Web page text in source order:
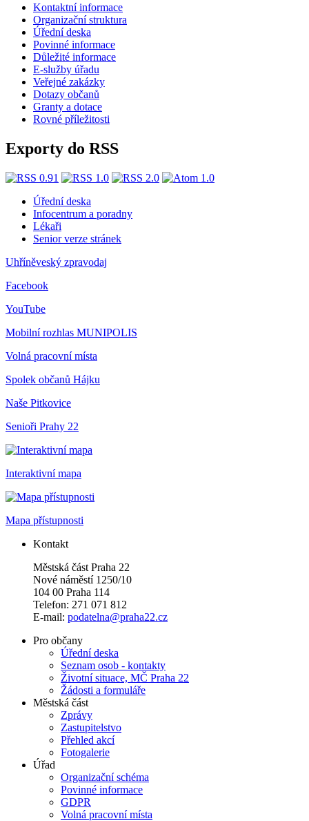
Kontaktní informace
Organizační struktura
Úřední deska
Povinné informace
Důležité informace
E-služby úřadu
Veřejné zakázky
Dotazy občanů
Granty a dotace
Rovné příležitosti
Exporty do RSS
Úřední deska
Infocentrum a poradny
Lékaři
Senior verze stránek
Uhříněveský zpravodaj
Facebook
YouTube
Mobilní rozhlas MUNIPOLIS
Volná pracovní místa
Spolek občanů Hájku
Naše Pitkovice
Senioři Prahy 22
Interaktivní mapa
Mapa přístupnosti
Kontakt
Městská část Praha 22
Nové náměstí 1250/10
104 00 Praha 114
Telefon: 271 071 812
E-mail: podatelna@praha22.cz
Pro občany
Úřední deska
Seznam osob - kontakty
Životní situace, MČ Praha 22
Žádosti a formuláře
Městská část
Zprávy
Zastupitelstvo
Přehled akcí
Fotogalerie
Úřad
Organizační schéma
Povinné informace
GDPR
Volná pracovní místa